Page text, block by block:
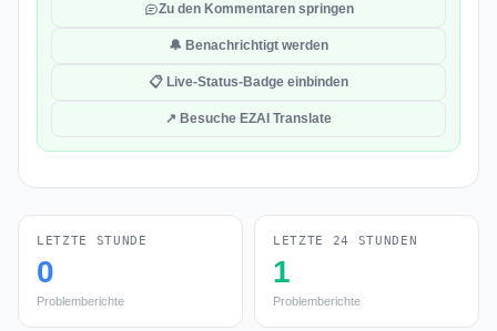
Zu den Kommentaren springen
🔔 Benachrichtigt werden
📋 Live-Status-Badge einbinden
↗ Besuche EZAI Translate
LETZTE STUNDE
0
Problemberichte
LETZTE 24 STUNDEN
1
Problemberichte